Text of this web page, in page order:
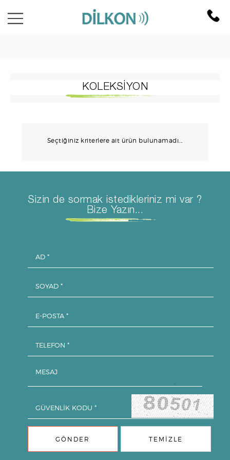
KOLEKSİYON
Seçtiğiniz kriterlere ait ürün bulunamadı...
Sizin de sormak istedikleriniz mi var ?
Bize Yazın...